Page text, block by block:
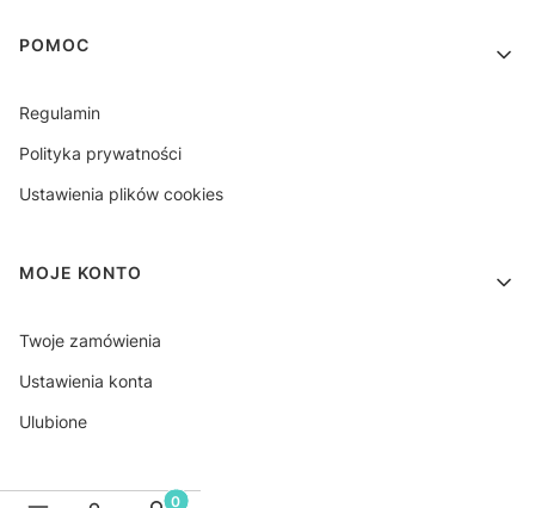
POMOC
Regulamin
Polityka prywatności
Ustawienia plików cookies
MOJE KONTO
Twoje zamówienia
Ustawienia konta
Ulubione